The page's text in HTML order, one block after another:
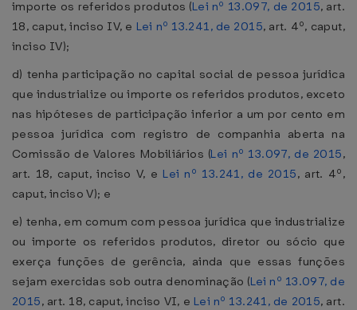
importe os referidos produtos (Lei nº 13.097, de 2015, art.
18, caput, inciso IV, e Lei nº 13.241, de 2015, art. 4º, caput,
inciso IV);
d) tenha participação no capital social de pessoa jurídica
que industrialize ou importe os referidos produtos, exceto
nas hipóteses de participação inferior a um por cento em
pessoa jurídica com registro de companhia aberta na
Comissão de Valores Mobiliários (Lei nº 13.097, de 2015,
art. 18, caput, inciso V, e Lei nº 13.241, de 2015, art. 4º,
caput, inciso V); e
e) tenha, em comum com pessoa jurídica que industrialize
ou importe os referidos produtos, diretor ou sócio que
exerça funções de gerência, ainda que essas funções
sejam exercidas sob outra denominação (Lei nº 13.097, de
2015, art. 18, caput, inciso VI, e Lei nº 13.241, de 2015, art.